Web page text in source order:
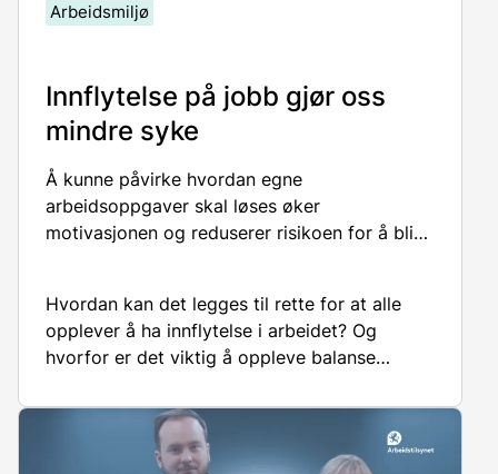
Arbeidsmiljø
Innflytelse på jobb gjør oss
mindre syke
Å kunne påvirke hvordan egne
arbeidsoppgaver skal løses øker
motivasjonen og reduserer risikoen for å bli
Hvordan kan det legges til rette for at alle
opplever å ha innflytelse i arbeidet? Og
hvorfor er det viktig å oppleve balanse
påvirke?Det handlet dettewebinaretfra 17.
januar 2023 om.